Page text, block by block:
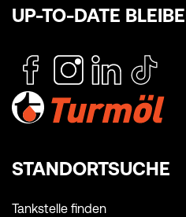
UP-TO-DATE
STANDORTSUCHE
Tankstelle finden